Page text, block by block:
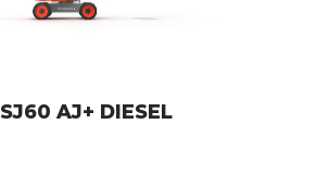
SJ60 AJ+ DIESEL